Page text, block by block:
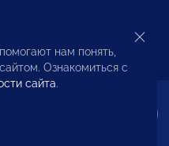
и
нам понять,
Ознакомиться с
сайта.